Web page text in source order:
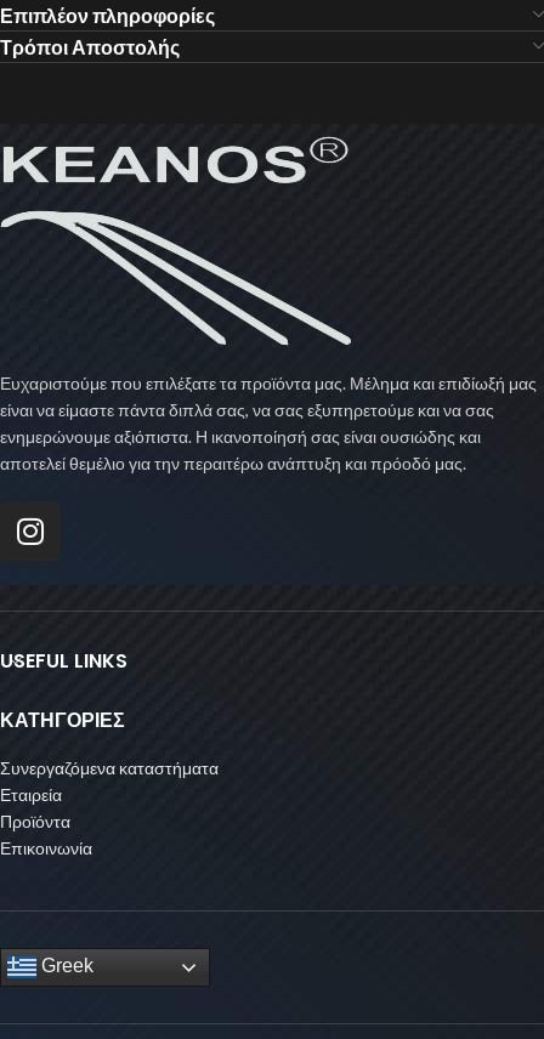
Επιπλέον πληροφορίες
Τρόποι Αποστολής
Ευχαριστούμε που επιλέξατε τα προϊόντα μας. Μέλημα και επιδίωξή μας
είναι να είμαστε πάντα διπλά σας, να σας εξυπηρετούμε και να σας
ενημερώνουμε αξιόπιστα. Η ικανοποίησή σας είναι ουσιώδης και
αποτελεί θεμέλιο για την περαιτέρω ανάπτυξη και πρόοδό μας.
USEFUL LINKS
ΚΑΤΗΓΟΡΙΕΣ
Συνεργαζόμενα καταστήματα
Εταιρεία
Προϊόντα
Επικοινωνία
Greek